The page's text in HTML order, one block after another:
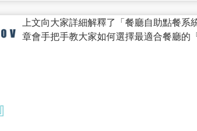
上文向大家詳細解釋了「餐廳自助點餐系
章會手把手教大家如何選擇最適合餐廳的